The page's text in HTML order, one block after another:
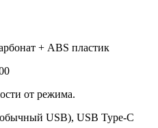
+ ABS пластик
от режима.
USB), USB Type-C